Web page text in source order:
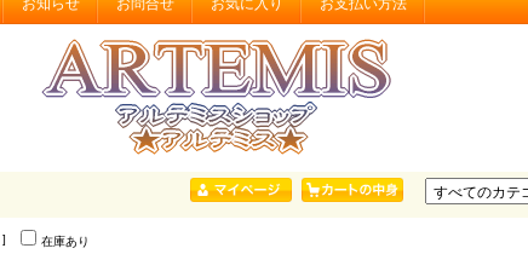
お知らせ お問合せ お気に入り お支払い方法
] 在庫あり